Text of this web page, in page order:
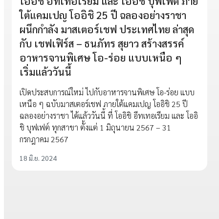
ใต้แคมเปญ โออิชิ 25 ปี ฉลองอย่างราชา
ผนึกกำลัง มาสเตอร์เชฟ ประเทศไทย ล่าสุด
กับ เชฟเฟิร์ส – ธนภัทร สุยาว สร้างสรรค์
อาหารจานพิเศษ โอ-ร่อย แบบเหนือ ๆ
เริ่มแล้ววันนี้
เปิดประสบการณ์ใหม่ ไปกับอาหารจานพิเศษ โอ-ร่อย แบบ
เหนือ ๆ ฉบับมาสเตอร์เชฟ ภายใต้แคมเปญ โออิชิ 25 ปี
ฉลองอย่างราชา ได้แล้ววันนี้ ที่ โออิชิ อีทเทอเรียม และ โออิ
ชิ บุฟเฟต์ ทุกสาขา ตั้งแต่ 1 มิถุนายน 2567 – 31
กรกฎาคม 2567
18 มิ.ย. 2024